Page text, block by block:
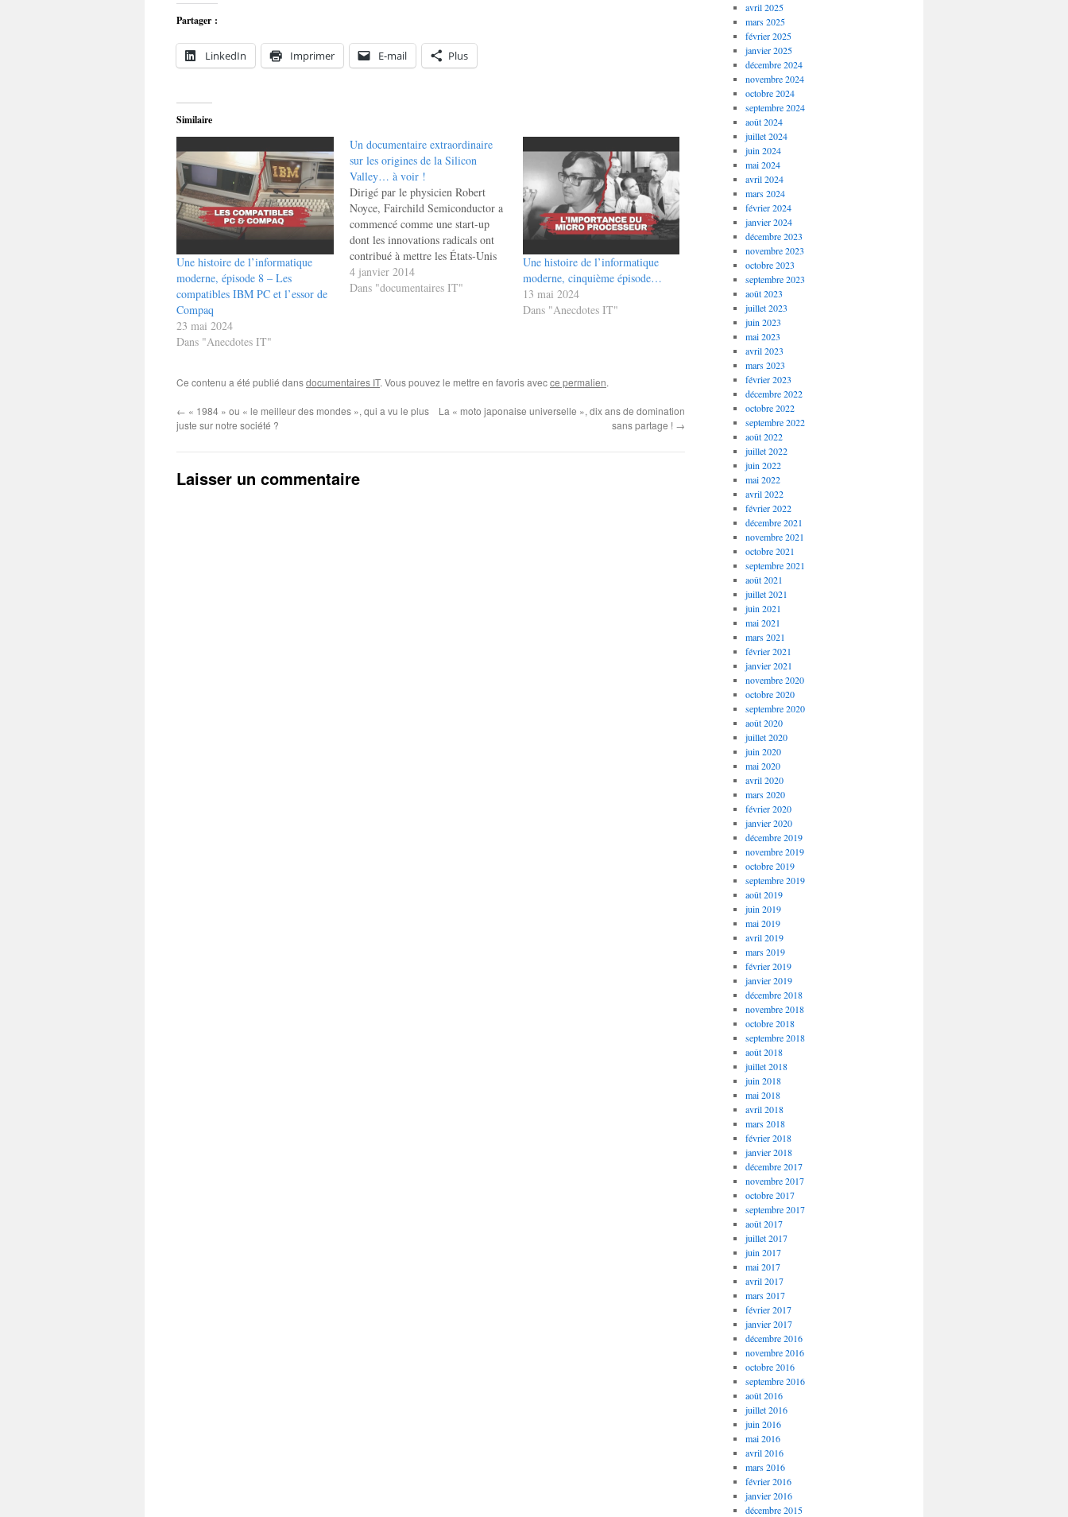
Partager :
LinkedIn Imprimer E-mail Plus
Similaire
Une histoire de l’informatique
moderne, épisode 8 – Les
compatibles IBM PC et l’essor de
Compaq
23 mai 2024
Dans "Anecdotes IT"
Un documentaire extraordinaire
sur les origines de la Silicon
Valley… à voir !
Dirigé par le physicien Robert
Noyce, Fairchild Semiconductor a
commencé comme une start-up
dont les innovations radicals ont
contribué à mettre les États-Unis
en position de leader à la fois dans
l'exploration de l'espace et dans la
4 janvier 2014
Dans "documentaires IT"
Une histoire de l’informatique
moderne, cinquième épisode…
13 mai 2024
Dans "Anecdotes IT"
Ce contenu a été publié dansdocumentaires IT. Vous pouvez le mettre en favoris avecce permalien.
← « 1984 » ou « le meilleur des mondes », qui a vu le plus
juste sur notre société ?
La « moto japonaise universelle », dix ans de domination
sans partage ! →
Laisser un commentaire
avril 2025
mars 2025
février 2025
janvier 2025
décembre 2024
novembre 2024
octobre 2024
septembre 2024
août 2024
juillet 2024
juin 2024
mai 2024
avril 2024
mars 2024
février 2024
janvier 2024
décembre 2023
novembre 2023
octobre 2023
septembre 2023
août 2023
juillet 2023
juin 2023
mai 2023
avril 2023
mars 2023
février 2023
décembre 2022
octobre 2022
septembre 2022
août 2022
juillet 2022
juin 2022
mai 2022
avril 2022
février 2022
décembre 2021
novembre 2021
octobre 2021
septembre 2021
août 2021
juillet 2021
juin 2021
mai 2021
mars 2021
février 2021
janvier 2021
novembre 2020
octobre 2020
septembre 2020
août 2020
juillet 2020
juin 2020
mai 2020
avril 2020
mars 2020
février 2020
janvier 2020
décembre 2019
novembre 2019
octobre 2019
septembre 2019
août 2019
juin 2019
mai 2019
avril 2019
mars 2019
février 2019
janvier 2019
décembre 2018
novembre 2018
octobre 2018
septembre 2018
août 2018
juillet 2018
juin 2018
mai 2018
avril 2018
mars 2018
février 2018
janvier 2018
décembre 2017
novembre 2017
octobre 2017
septembre 2017
août 2017
juillet 2017
juin 2017
mai 2017
avril 2017
mars 2017
février 2017
janvier 2017
décembre 2016
novembre 2016
octobre 2016
septembre 2016
août 2016
juillet 2016
juin 2016
mai 2016
avril 2016
mars 2016
février 2016
janvier 2016
décembre 2015